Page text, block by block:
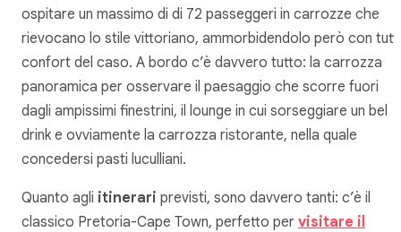
ospitare un massimo di di 72 passeggeri in carrozze che
rievocano lo stile vittoriano, ammorbidendolo però con
confort del caso. A bordo c’è davvero tutto: la carrozza
panoramica per osservare il paesaggio che scorre fuori
dagli ampissimi finestrini, il lounge in cui sorseggiare un bel
drink e ovviamente la carrozza ristorante, nella quale
concedersi pasti luculliani.
Quanto agli itinerari previsti, sono davvero tanti: c’è il
classico Pretoria-Cape Town, perfetto per visitare il